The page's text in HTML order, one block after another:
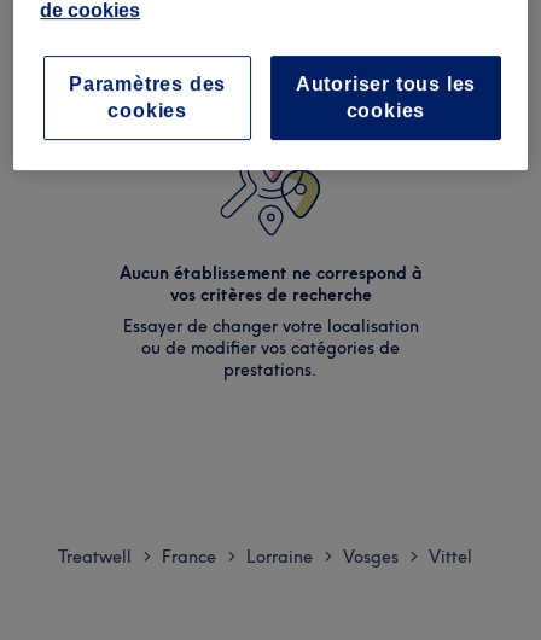
Aucun établissement ne correspond à
vos critères de recherche
Essayer de changer votre localisation
ou de modifier vos catégories de
prestations.
Treatwell > France > Lorraine > Vosges > Vittel
de cookies
Autoriser tous les
cookies
Paramètres des
cookies